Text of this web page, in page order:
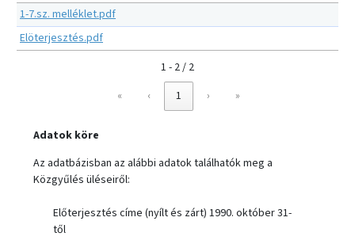
1-7.sz. melléklet.pdf
Elöterjesztés.pdf
1 - 2 / 2
«
‹ 1 › »
Adatok köre
Az adatbázisban az alábbi adatok találhatók meg a
Közgyűlés üléseiről:
Előterjesztés címe (nyílt és zárt) 1990. október 31-
től